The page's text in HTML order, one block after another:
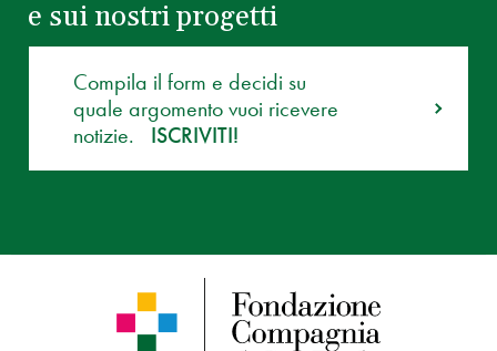
e sui nostri progetti
Compila il form e decidi su
quale argomento vuoi ricevere
notizie.
ISCRIVITI!